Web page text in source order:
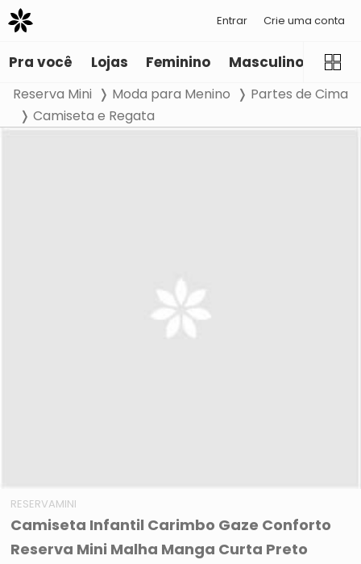
Entrar Crie uma conta
Pra você Lojas Feminino Masculino
Reserva Mini Moda para Menino
Partes de Cima
Camiseta e Regata
RESERVAMINI
Camiseta Infantil Carimbo Gaze Conforto
Reserva Mini Malha Manga Curta Preto